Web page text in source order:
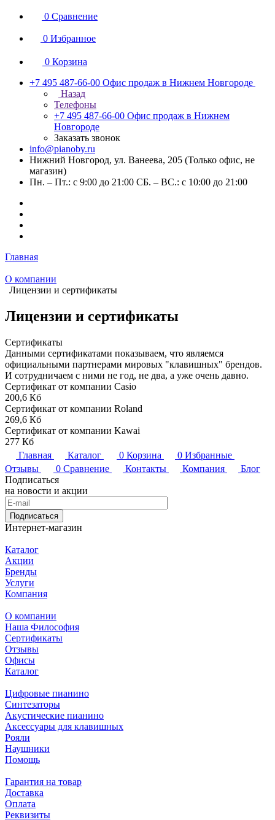
0 Сравнение
0 Избранное
0 Корзина
+7 495 487-66-00 Офис продаж в Нижнем Новгороде
Назад
Телефоны
+7 495 487-66-00 Офис продаж в Нижнем
Новгороде
Заказать звонок
info@pianoby.ru
Нижний Новгород, ул. Ванеева, 205 (Только офис, не
магазин)
Пн. – Пт.: с 9:00 до 21:00 СБ. – ВС.: с 10:00 до 21:00
Главная
О компании
Лицензии и сертификаты
Лицензии и сертификаты
Сертификаты
Данными сертификатами показываем, что являемся
официальными партнерами мировых "клавишных" брендов.
И сотрудничаем с ними не год, не два, а уже очень давно.
Сертификат от компании Casio
200,6 Кб
Сертификат от компании Roland
269,6 Кб
Сертификат от компании Kawai
277 Кб
Главная
Каталог 0 Корзина 0 Избранные
Отзывы
0 Сравнение Контакты Компания
Блог
Подписаться
на новости и акции
Подписаться
Интернет-магазин
Каталог
Акции
Бренды
Услуги
Компания
О компании
Наша Философия
Сертификаты
Отзывы
Офисы
Каталог
Цифровые пианино
Синтезаторы
Акустические пианино
Аксессуары для клавишных
Рояли
Наушники
Помощь
Гарантия на товар
Доставка
Оплата
Реквизиты